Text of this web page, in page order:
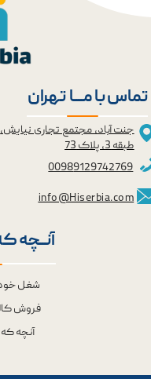
شغل خود
فروش
آنچه که
آنــچه
تماس با مــــا تهران
جنت آباد، مجتمع تجاری نیایش،
طبقه 3، پلاک 73
00989129742769
info@Hiserbia.com